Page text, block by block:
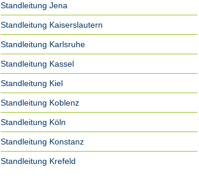
Standleitung Jena
Standleitung Kaiserslautern
Standleitung Karlsruhe
Standleitung Kassel
Standleitung Kiel
Standleitung Koblenz
Standleitung Köln
Standleitung Konstanz
Standleitung Krefeld